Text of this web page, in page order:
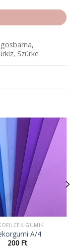
Szürke
GUMIK
A/4
200 Ft